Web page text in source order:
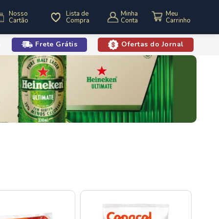
Nosso
Cartão
Lista de
Compra
Minha
Conta
Frete Grátis Ofertas do Jornal